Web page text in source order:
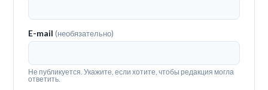
E-mail(необязательно)
Не публикуется. Укажите, если хотите, чтобы редакция могла
ответить.